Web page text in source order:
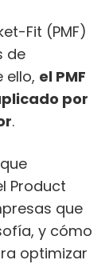
Fit (PMF)
de
ello, el PMF
por
.
Product
que
y cómo
optimizar